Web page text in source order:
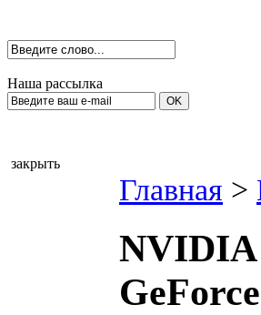
Наша рассылка
закрыть
Главная >
NVIDIA